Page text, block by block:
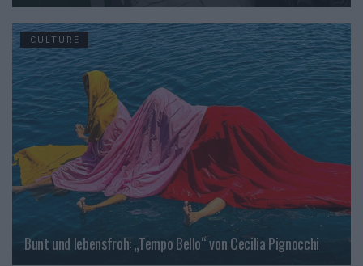
CULTURE
Bunt und lebensfroh: „Tempo Bello“ von Cecilia Pignocchi